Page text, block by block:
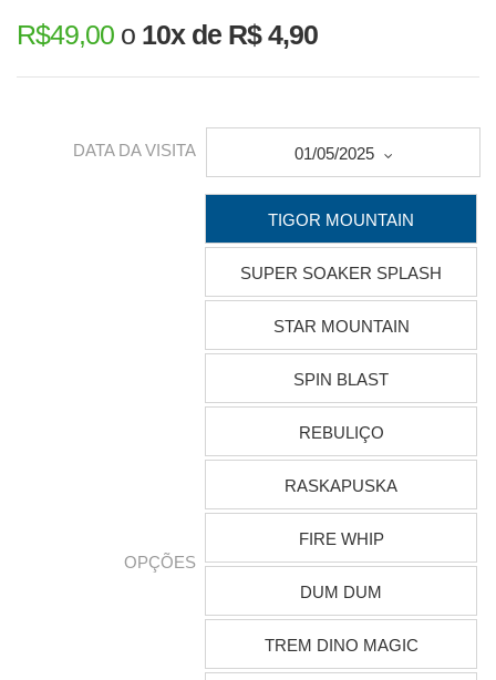
R$49,00 o 10x de R$ 4,90
DATA DA VISITA 01/05/2025
OPÇÕES
TIGOR MOUNTAIN
SUPER SOAKER SPLASH
STAR MOUNTAIN
SPIN BLAST
REBULIÇO
RASKAPUSKA
FIRE WHIP
DUM DUM
TREM DINO MAGIC